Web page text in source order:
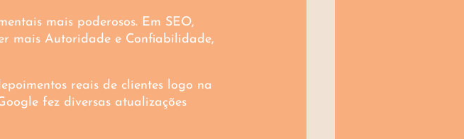
mais poderosos. Em SEO,
mais Autoridade e Confiabilidade,
reais de clientes logo na
fez diversas atualizações